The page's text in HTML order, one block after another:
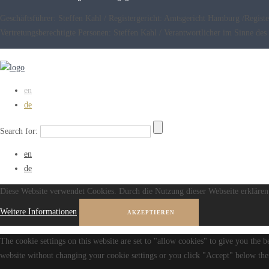
Geschäftsführer: Steffen Kahl / Registergericht: Amtsgericht Hamburg /
Vertretungsberechtigte Personen: Steffen Kahl / Verantwortlicher im Sinne
en
de
Search for:
en
de
Diese Website verwendet Cookies. Durch die Nutzung dieser Webseite
Weitere Informationen AKZEPTIEREN
The cookie settings on this website are set to "allow cookies" to give you the
website without changing your cookie settings or you click "Accept" below